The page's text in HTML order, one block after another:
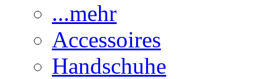
...mehr
Accessoires
Handschuhe